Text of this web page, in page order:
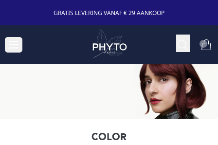
GRATIS LEVERING VANAF € 29 AANKOOP
COLOR